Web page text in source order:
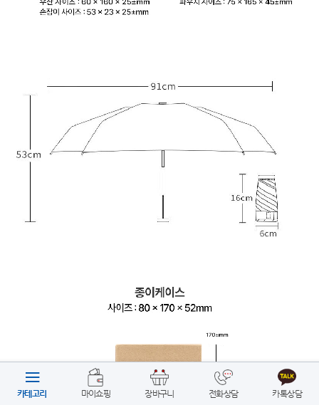
카테고리 마이쇼핑 장바구니 전화상담 카톡상담